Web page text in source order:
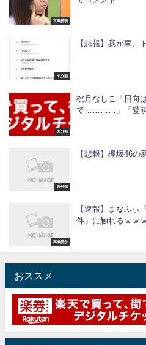
宮田愛萌
未分類
【悲報】我が軍、
未分類
桃月なしこ「日向
で…………」「愛萌
未分類
【悲報】欅坂46の
高瀬愛奈
【速報】まなふぃ
件」に触れるｗｗ
おススメ